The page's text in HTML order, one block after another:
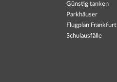
Günstig tanken
Parkhäuser
Flugplan Frankfurt
Schulausfälle